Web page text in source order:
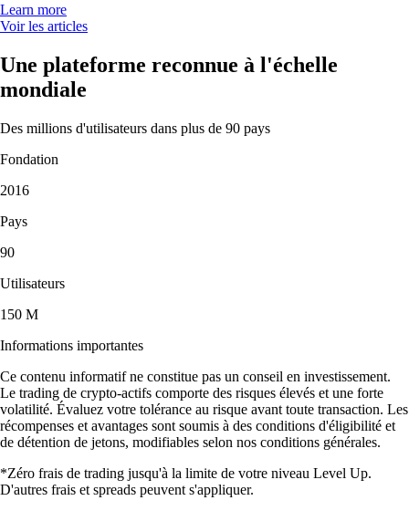
Learn more
Voir les articles
Une plateforme reconnue à l'échelle
mondiale
Des millions d'utilisateurs dans plus de 90 pays
Fondation
2016
Pays
90
Utilisateurs
150 M
Informations importantes
Ce contenu informatif ne constitue pas un conseil en investissement.
Le trading de crypto-actifs comporte des risques élevés et une forte
volatilité. Évaluez votre tolérance au risque avant toute transaction. Les
récompenses et avantages sont soumis à des conditions d'éligibilité et
de détention de jetons, modifiables selon nos conditions générales.
*Zéro frais de trading jusqu'à la limite de votre niveau Level Up.
D'autres frais et spreads peuvent s'appliquer.